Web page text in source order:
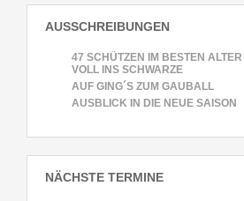
AUSSCHREIBUNGEN
47 SCHÜTZEN IM BESTEN ALTER
VOLL INS SCHWARZE
AUF GING´S ZUM GAUBALL
AUSBLICK IN DIE NEUE SAISON
NÄCHSTE TERMINE